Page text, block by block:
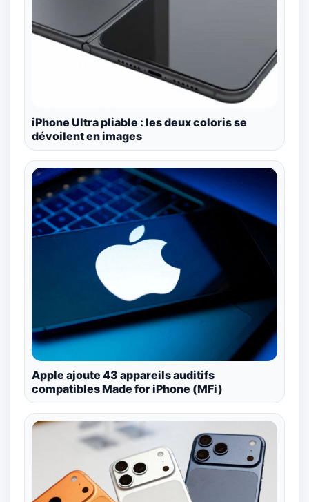
iPhone Ultra pliable : les deux coloris se
dévoilent en images
Apple ajoute 43 appareils auditifs
compatibles Made for iPhone (MFi)